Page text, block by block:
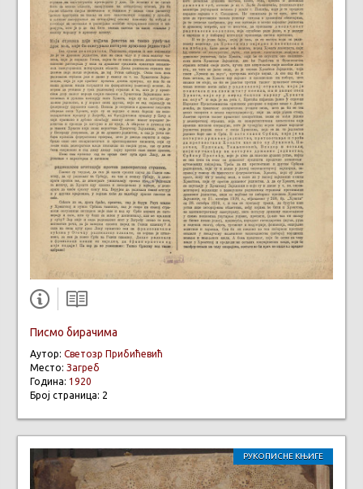
Писмо бирачима
Аутор: Светозр Прибићевић
Место: Загреб
Година: 1920
Број страница: 2
РУКОПИСНЕ КЊИГЕ